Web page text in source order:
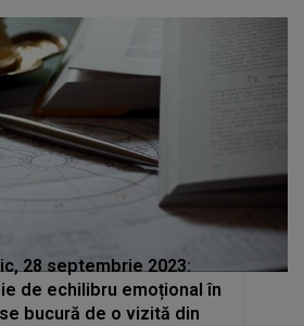
28 septembrie 2023:
de echilibru emoțional în
bucură de o vizită din